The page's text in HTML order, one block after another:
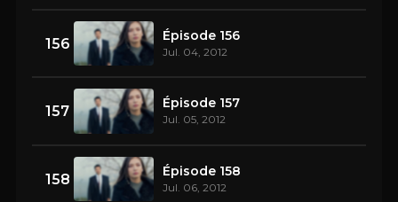
156 Épisode 156
Jul. 04, 2012
157 Épisode 157
Jul. 05, 2012
158 Épisode 158
Jul. 06, 2012